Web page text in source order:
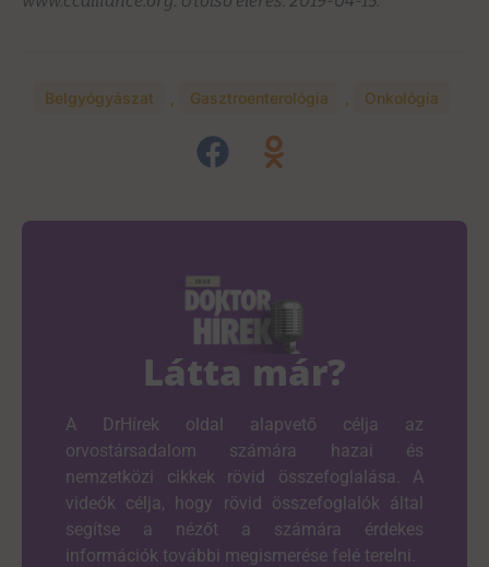
Belgyógyászat Gasztroenterológia Onkológia
Látta már?
A DrHírek oldal alapvető célja az
orvostársadalom számára hazai és
nemzetközi cikkek rövid összefoglalása. A
videók célja, hogy rövid összefoglalók által
segítse a nézőt a számára érdekes
információk további megismerése felé terelni.